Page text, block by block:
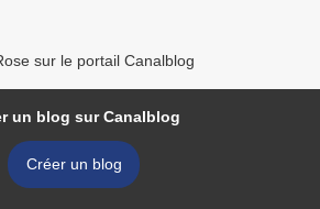
sur le portail Canalblog
un blog sur Canalblog
Créer un blog